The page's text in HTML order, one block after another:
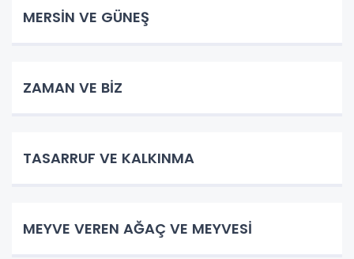
MERSİN VE GÜNEŞ
ZAMAN VE BİZ
TASARRUF VE KALKINMA
MEYVE VEREN AĞAÇ VE MEYVESİ